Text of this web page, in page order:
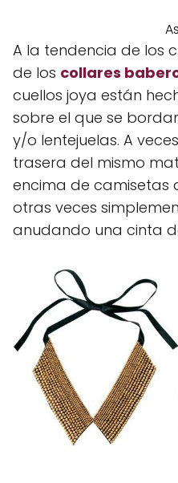
A la tendencia de los
de los collares
cuellos joya están
sobre el que se
y/o lentejuelas. A
trasera del mismo
encima de camisetas
otras veces
anudando una cinta